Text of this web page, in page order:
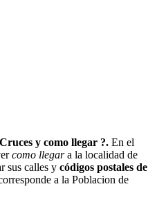
y como llegar ?. En el
como llegara la localidad de
sus calles y códigos postales de
a la Poblacion de